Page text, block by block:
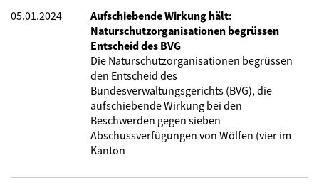
05.01.2024
Aufschiebende Wirkung hält:
Naturschutzorganisationen begrüssen
Entscheid des BVG
Die Naturschutzorganisationen begrüssen
den Entscheid des
Bundesverwaltungsgerichts (BVG), die
aufschiebende Wirkung bei den
Beschwerden gegen sieben
Abschussverfügungen von Wölfen (vier im
Kanton